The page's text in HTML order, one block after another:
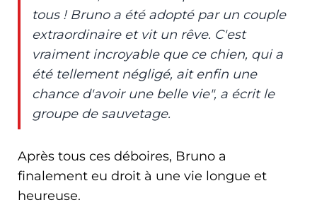
tous ! Bruno a été adopté par un couple
extraordinaire et vit un rêve. C'est
vraiment incroyable que ce chien, qui a
été tellement négligé, ait enfin une
chance d'avoir une belle vie", a écrit le
groupe de sauvetage.
Après tous ces déboires, Bruno a
finalement eu droit à une vie longue et
heureuse.